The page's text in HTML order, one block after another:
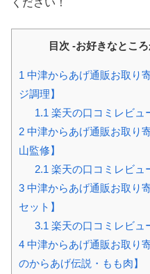
ください！
目次 -お好きなとこ
1 中津からあげ通販お取り
ジ調理】
1.1 楽天の口コミレビュ
2 中津からあげ通販お取り
山監修】
2.1 楽天の口コミレビュ
3 中津からあげ通販お取り
セット】
3.1 楽天の口コミレビュ
4 中津からあげ通販お取り
のからあげ伝説・もも肉】